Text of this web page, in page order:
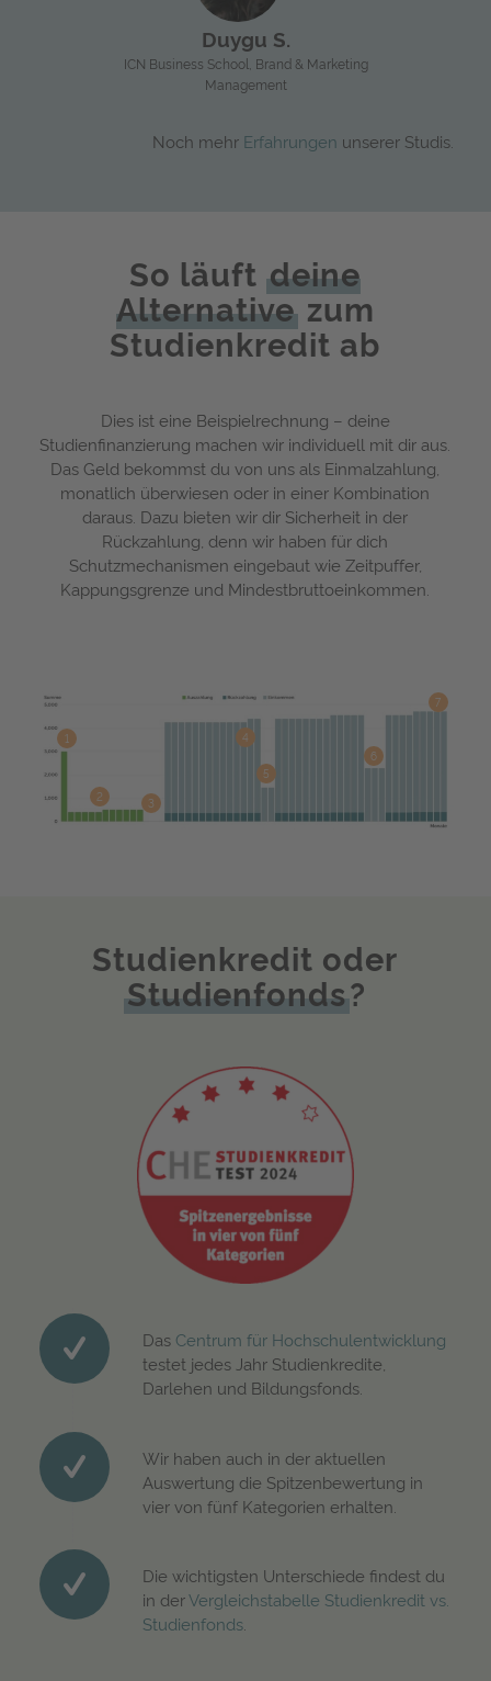
Cassandra E.
TUS Ireland, Game Art and Design
Hochschule Mittweida, Sportmanagement
Duygu S.
ICN Business School, Brand & Marketing
Management
HMKW Köln, Medien- und
Wirtschaftspsychologie
TH Ingolstadt, Digital Business
Noch mehr Erfahrungen unserer Studis.
So läuftdeine
Alternativezum
Studienkredit ab
Dies ist eine Beispielrechnung – deine
Studienfinanzierung machen wir individuell mit dir aus.
Das Geld bekommst du von uns als Einmalzahlung,
monatlich überwiesen oder in einer Kombination
daraus. Dazu bieten wir dir Sicherheit in der
Rückzahlung, denn wir haben für dich
Schutzmechanismen eingebaut wie Zeitpuffer,
Kappungsgrenze und Mindestbruttoeinkommen.
1
2 3
4
5
6
7
Studienkredit oder
Studienfonds?
Das Centrum für Hochschulentwicklung
testet jedes Jahr Studienkredite,
Darlehen und Bildungsfonds.
Wir haben auch in der aktuellen
Auswertung die Spitzenbewertung in
vier von fünf Kategorien erhalten.
Die wichtigsten Unterschiede findest du
in derVergleichstabelle Studienkredit vs.
Studienfonds.